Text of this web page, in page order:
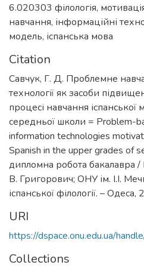
6.020303 філологія,
навчання, інформаційні
модель, іспанська мова
Citation
Савчук, Г. Д. Проблемне
технології як засоби
процесі навчання
середньої школи = Problem-
information technologies
Spanish in the upper grades of
дипломна робота бакалавра
В. Григорович; ОНУ ім. І.І.
іспанської філології. –
URI
https://dspace.onu.edu.ua/
Collections